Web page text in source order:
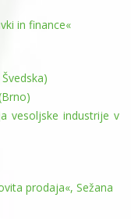
in finance«
vesoljske industrije v
prodaja«, Sežana